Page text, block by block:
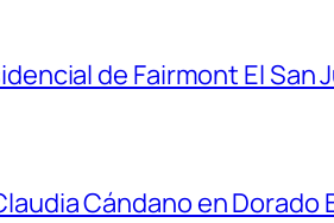
de Fairmont El San
Cándano en Dorado